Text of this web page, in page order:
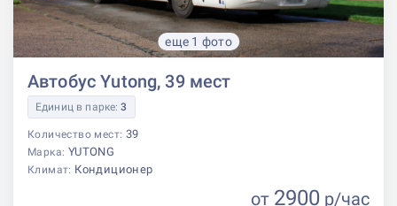
еще 1 фото
Автобус Yutong, 39 мест
Единиц в парке:3
Количество мест: 39
Марка: YUTONG
Климат: Кондиционер
от 2900 р/час